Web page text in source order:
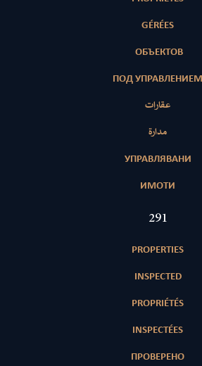
GÉRÉES
ОБЪЕКТОВ
ПОД УПРАВЛЕНИЕМ
عقارات
مدارة
УПРАВЛЯВАНИ
ИМОТИ
420
PROPERTIES
INSPECTED
PROPRIÉTÉS
INSPECTÉES
ПРОВЕРЕНО